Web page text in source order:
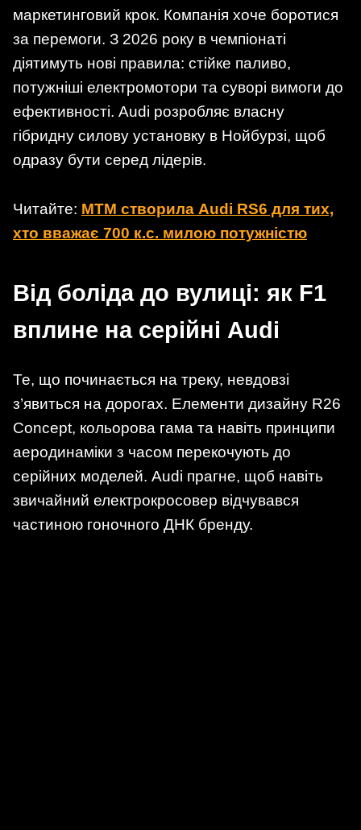
маркетинговий крок. Компанія хоче боротися
за перемоги. З 2026 року в чемпіонаті
діятимуть нові правила: стійке паливо,
потужніші електромотори та суворі вимоги до
ефективності. Audi розробляє власну
гібридну силову установку в Нойбурзі, щоб
одразу бути серед лідерів.
Читайте: MTM створила Audi RS6 для тих,
хто вважає 700 к.с. милою потужністю
Від боліда до вулиці: як F1
вплине на серійні Audi
Те, що починається на треку, невдовзі
з’явиться на дорогах. Елементи дизайну R26
Concept, кольорова гама та навіть принципи
аеродинаміки з часом перекочують до
серійних моделей. Audi прагне, щоб навіть
звичайний електрокросовер відчувався
частиною гоночного ДНК бренду.